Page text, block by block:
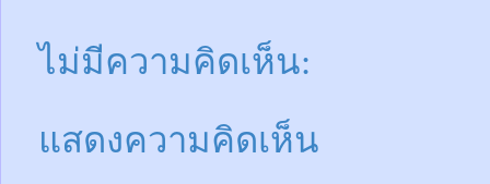
ไม่มีความคิดเห็น:
แสดงความคิดเห็น